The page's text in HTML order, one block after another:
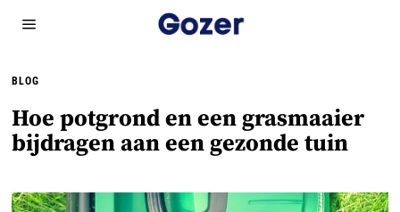
BLOG
Hoe potgrond en een grasmaaier
bijdragen aan een gezonde tuin